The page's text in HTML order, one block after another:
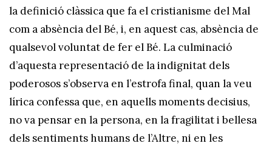
la definició clàssica que fa el cristianisme del Mal
com a absència del Bé, i, en aquest cas, absència de
qualsevol voluntat de fer el Bé. La culminació
d’aquesta representació de la indignitat dels
poderosos s’observa en l’estrofa final, quan la veu
lírica confessa que, en aquells moments decisius,
no va pensar en la persona, en la fragilitat i bellesa
dels sentiments humans de l’Altre, ni en les